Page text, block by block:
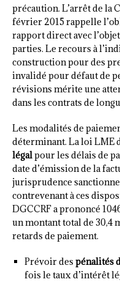
précaution. L’arrêt de la
février 2015 rappelle
rapport direct avec
parties. Le recours à
construction pour des
invalidé pour défaut de
révisions mérite une
dans les contrats de
Les modalités de
déterminant. La loi LME
légalpour les délais de
date d’émission de la
jurisprudence
contrevenant à ces
DGCCRF a prononcé
un montant total de 30,4
retards de paiement.
Prévoir des pénalités
fois le taux d’intérêt